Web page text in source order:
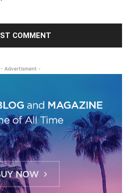
- Advertisment -